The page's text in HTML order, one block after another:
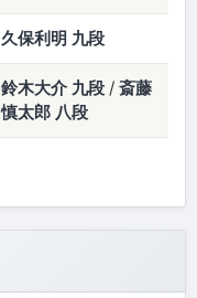
久保利明 九段
鈴木大介 九段 / 斎藤
慎太郎 八段